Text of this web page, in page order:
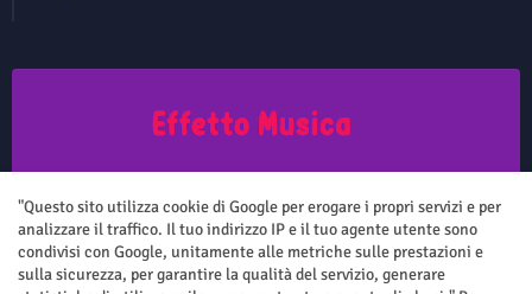
aggiornato senza nessuna periodicità. Non può pertanto considerarsi
un prodotto editoriale ai sensi della legge n.62 del 7.03.2001
"Questo sito utilizza cookie di Google per erogare i propri servizi e per
analizzare il traffico. Il tuo indirizzo IP e il tuo agente utente sono
condivisi con Google, unitamente alle metriche sulle prestazioni e
sulla sicurezza, per garantire la qualità del servizio, generare